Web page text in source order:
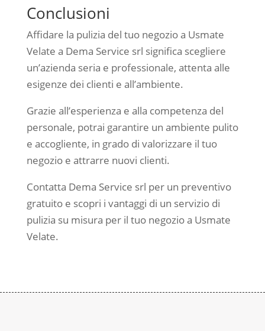
Conclusioni
Affidare la pulizia del tuo negozio a Usmate
Velate a Dema Service srl significa scegliere
un’azienda seria e professionale, attenta alle
esigenze dei clienti e all’ambiente.
Grazie all’esperienza e alla competenza del
personale, potrai garantire un ambiente pulito
e accogliente, in grado di valorizzare il tuo
negozio e attrarre nuovi clienti.
Contatta Dema Service srl per un preventivo
gratuito e scopri i vantaggi di un servizio di
pulizia su misura per il tuo negozio a Usmate
Velate.